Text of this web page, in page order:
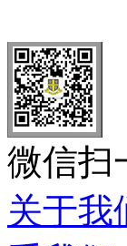
微信扫
关于我